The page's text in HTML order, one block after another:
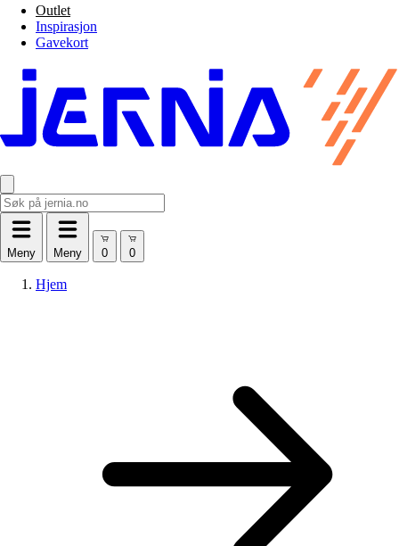
Outlet
Inspirasjon
Gavekort
Meny Meny
Hjem